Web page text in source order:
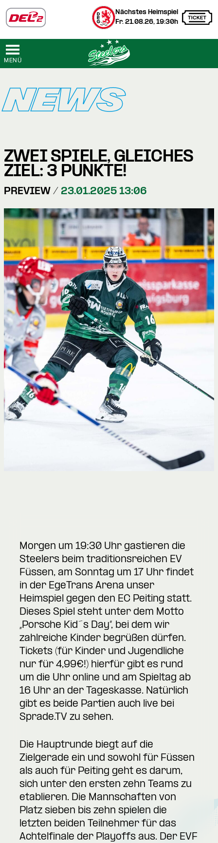
Nächstes Heimspiel
Fr. 21.08.26, 19:30h
MENÜ
NEWS
ZWEI SPIELE, GLEICHES
ZIEL: 3 PUNKTE!
PREVIEW / 23.01.2025 13:06
Morgen um 19:30 Uhr gastieren die
Steelers beim traditionsreichen EV
Füssen, am Sonntag um 17 Uhr findet
in der EgeTrans Arena unser
Heimspiel gegen den EC Peiting statt.
Dieses Spiel steht unter dem Motto
„Porsche Kid´s Day“, bei dem wir
zahlreiche Kinder begrüßen dürfen.
Tickets (für Kinder und Jugendliche
nur für 4,99€!) hierfür gibt es rund
um die Uhr online und am Spieltag ab
16 Uhr an der Tageskasse. Natürlich
gibt es beide Partien auch live bei
Sprade.TV zu sehen.
Die Hauptrunde biegt auf die
Zielgerade ein und sowohl für Füssen
als auch für Peiting geht es darum,
sich unter den ersten zehn Teams zu
etablieren. Die Mannschaften von
Platz sieben bis zehn spielen die
letzten beiden Teilnehmer für das
Achtelfinale der Playoffs aus. Der EVF